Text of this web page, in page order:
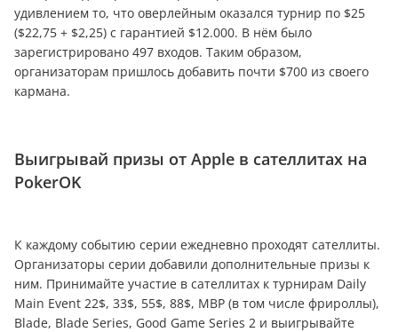
удивлением то, что оверлейным оказался турнир по $25
($22,75 + $2,25) с гарантией $12.000. В нём было
зарегистрировано 497 входов. Таким образом,
организаторам пришлось добавить почти $700 из своего
кармана.
Выигрывай призы от Apple в сателлитах на
PokerOK
К каждому событию серии ежедневно проходят сателлиты.
Организаторы серии добавили дополнительные призы к
ним. Принимайте участие в сателлитах к турнирам Daily
Main Event 22$, 33$, 55$, 88$, MBP (в том числе фрироллы),
Blade, Blade Series, Good Game Series 2 и выигрывайте